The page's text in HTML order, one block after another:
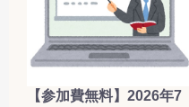
【参加費無料】2026年7